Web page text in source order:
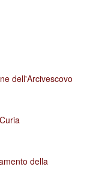
dell'Arcivescovo
della